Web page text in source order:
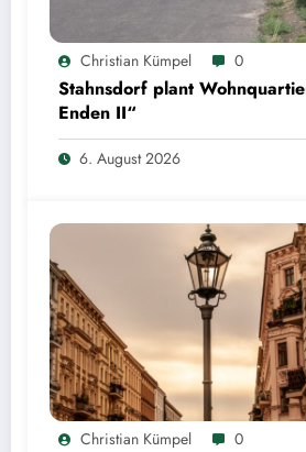
Christian Kümpel 0
Stahnsdorf plant
Enden II“
6. August 2026
Christian Kümpel 0